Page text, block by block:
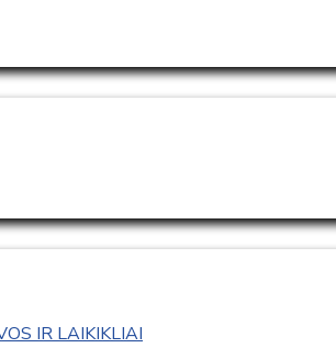
IR LAIKIKLIAI